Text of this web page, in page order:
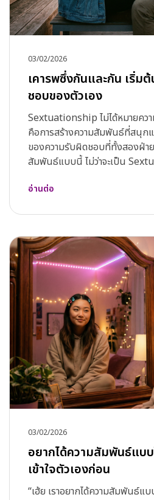
03/02/2026
เคารพซึ่งกันและกัน เริ่ม
ชอบของตัวเอง
Sextuationship ไม่ได้หมายควา
คือการสร้างความสัมพันธ์ที่สนุก
ของความรับผิดชอบที่ทั้งสองฝ่า
สัมพันธ์แบบนี้ ไม่ว่าจะเป็น
อ่านต่อ
03/02/2026
อยากได้ความสัมพันธ์แบ
เข้าใจตัวเองก่อน
“เฮ้ย เราอยากได้ความสัมพันธ์แ